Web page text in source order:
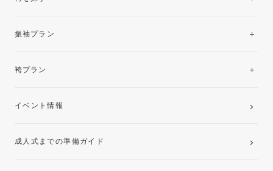
振袖プラン
レンタルプラン
袴プラン
卒業袴レンタルプラン
イベント情報
成人式までの準備ガイド